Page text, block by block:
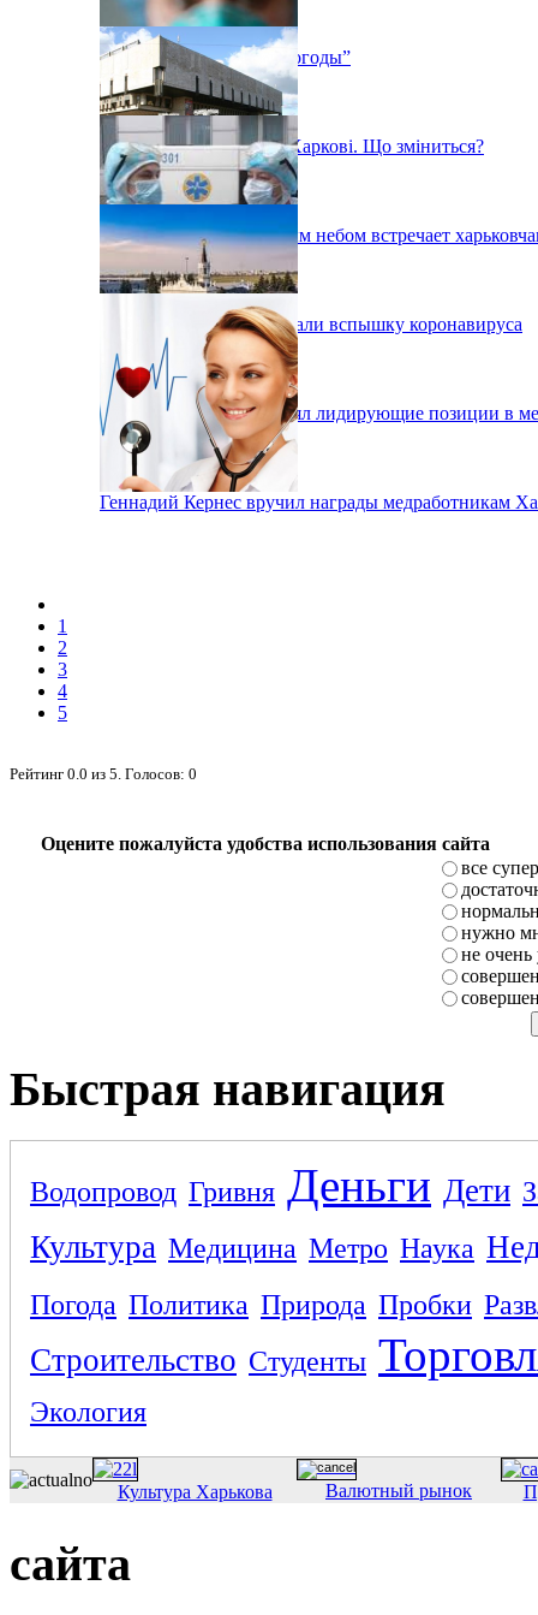
Выставка “Дневники погоды”
«Помаранчева» зона у Харкові. Що зміниться?
Фестиваль под открытым небом встречает
В Харькове зафиксировали вспышку коронавируса
Аэропорт Харькова занял лидирующие позиции в
Геннадий Кернес вручил награды медработникам
1
2
3
4
5
Рейтинг 0.0 из 5. Голосов: 0
Оцените пожалуйста удобства использования сайта
все супер
нужно
не очень
Быстрая навигация
Водопровод Гривня Деньги Дети
Культура Медицина Метро Наука
Погода Политика Природа Пробки
Строительство Студенты
Экология
Культура Харькова Валютный рынок
сайта